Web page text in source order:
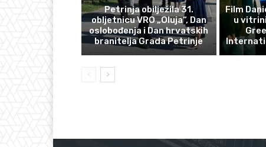
Petrinja obilježila 31.
obljetnicu VRO „Oluja“, Dan
oslobođenja i Dan hrvatskih
branitelja Grada Petrinje
Film
u